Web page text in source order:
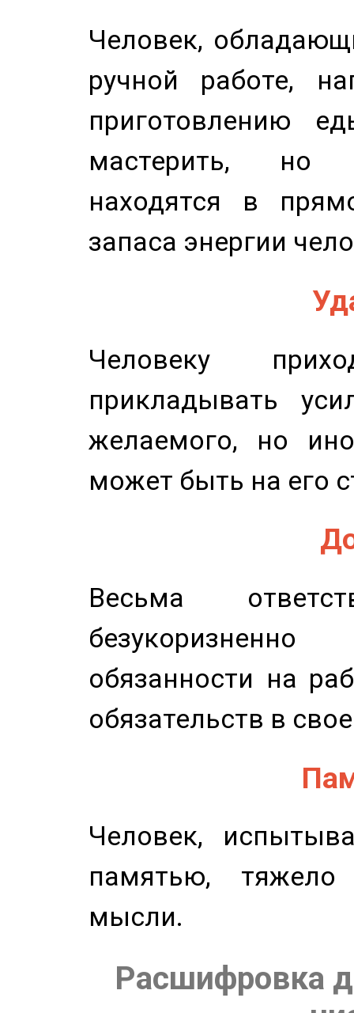
Человек,
ручной работе,
приготовлению
мастерить, но
находятся в
запаса энергии
Человеку
прикладывать
желаемого, но
может быть на его
Весьма
обязанности на
обязательств в
Человек,
памятью,
мысли.
Расшифровка